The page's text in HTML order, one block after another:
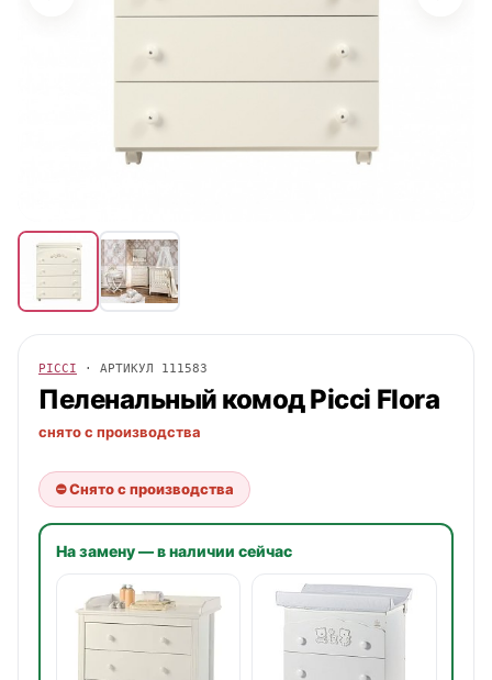
PICCI · АРТИКУЛ 111583
Пеленальный комодPicci Flora
снято с производства
⛔ Снято с производства
На замену — в наличии сейчас